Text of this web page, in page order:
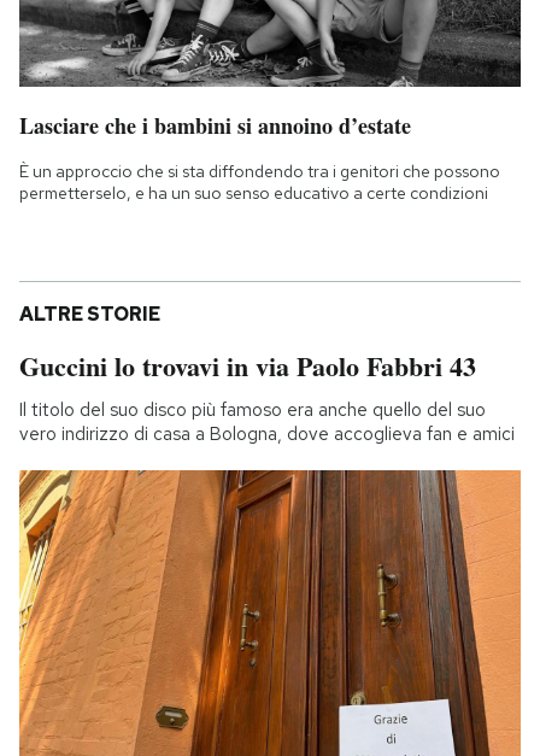
Lasciare che i bambini si annoino d’estate
È un approccio che si sta diffondendo tra i genitori che possono
permetterselo, e ha un suo senso educativo a certe condizioni
ALTRE STORIE
Guccini lo trovavi in via Paolo Fabbri 43
Il titolo del suo disco più famoso era anche quello del suo
vero indirizzo di casa a Bologna, dove accoglieva fan e amici